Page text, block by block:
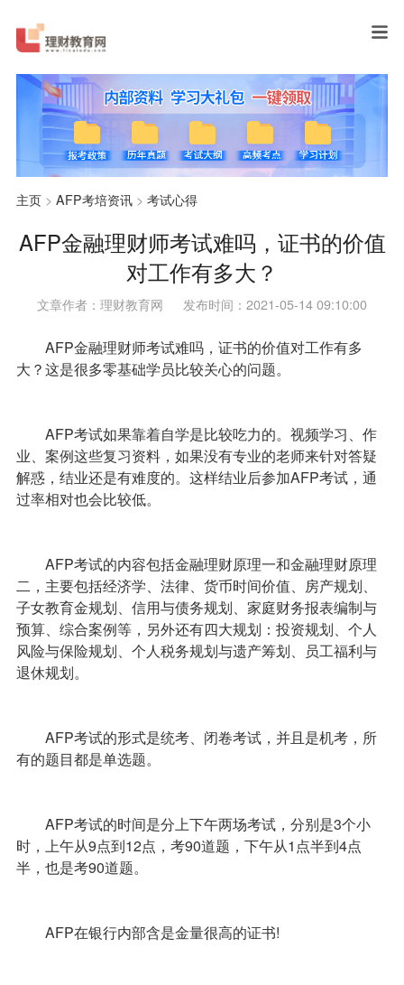
主页> AFP考培资讯> 考试心得
AFP金融理财师考试难吗，证书的价值
对工作有多大？
文章作者：理财教育网 发布时间：2021-05-14 09:10:00
AFP金融理财师考试难吗，证书的价值对工作有多
大？这是很多零基础学员比较关心的问题。
AFP考试如果靠着自学是比较吃力的。视频学习、作
业、案例这些复习资料，如果没有专业的老师来针对答疑
解惑，结业还是有难度的。这样结业后参加AFP考试，通
过率相对也会比较低。
AFP考试的内容包括金融理财原理一和金融理财原理
二，主要包括经济学、法律、货币时间价值、房产规划、
子女教育金规划、信用与债务规划、家庭财务报表编制与
预算、综合案例等，另外还有四大规划：投资规划、个人
风险与保险规划、个人税务规划与遗产筹划、员工福利与
退休规划。
AFP考试的形式是统考、闭卷考试，并且是机考，所
有的题目都是单选题。
AFP考试的时间是分上下午两场考试，分别是3个小
时，上午从9点到12点，考90道题，下午从1点半到4点
半，也是考90道题。
AFP在银行内部含是金量很高的证书!